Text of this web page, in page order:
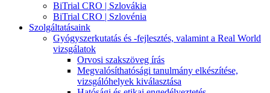
BiTrial CRO | Szlovákia
BiTrial CRO | Szlovénia
Szolgáltatásaink
Gyógyszerkutatás és -fejlesztés, valamint a Real World
vizsgálatok
Orvosi szakszöveg írás
Megvalósíthatósági tanulmány elkészítése,
vizsgálóhelyek kiválasztása